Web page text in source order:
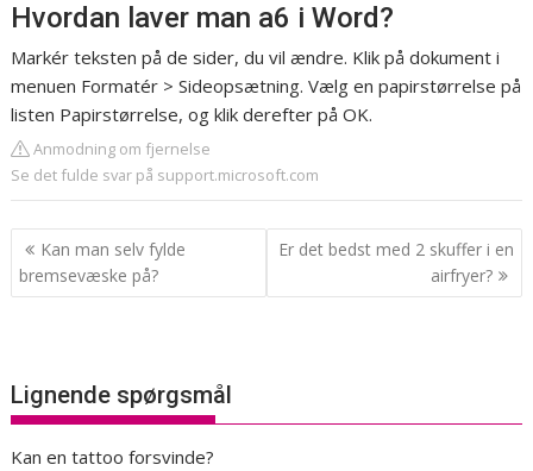
Hvordan laver man a6 i Word?
Markér teksten på de sider, du vil ændre. Klik på dokument i
menuen Formatér > Sideopsætning. Vælg en papirstørrelse på
listen Papirstørrelse, og klik derefter på OK.
Anmodning om fjernelse
Se det fulde svar på support.microsoft.com
Indlægsnavigation
Kan man selv fylde
bremsevæske på?
Er det bedst med 2 skuffer i en
airfryer?
Lignende spørgsmål
Kan en tattoo forsvinde?